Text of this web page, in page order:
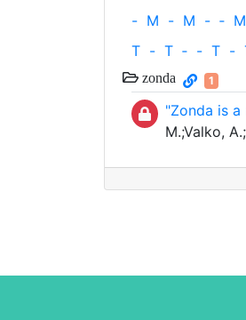
- M - M - ‐ M
T - T ‐ - T -
zonda 1
"Zonda is
M.;Valko,